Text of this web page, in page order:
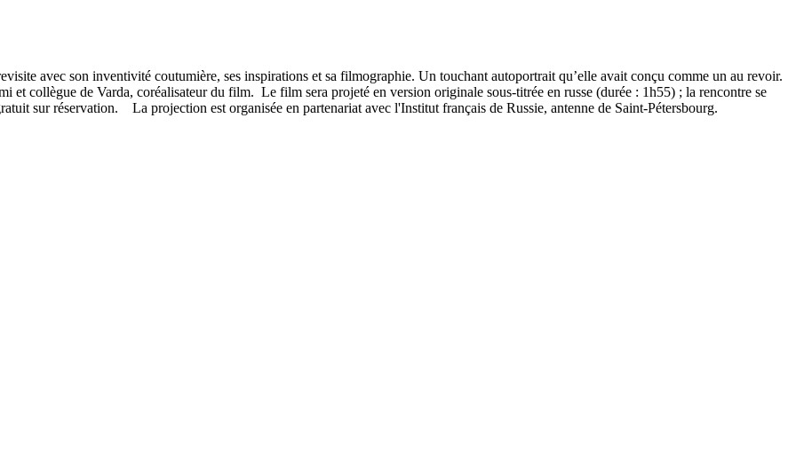
avec son inventivité coutumière, ses inspirations et sa filmographie. Un touchant autoportrait qu’elle avait conçu comme un au revoir.
et collègue de Varda, coréalisateur du film. Le film sera projeté en version originale sous-titrée en russe (durée : 1h55) ; la rencontre se
sur réservation. La projection est organisée en partenariat avec l'Institut français de Russie, antenne de Saint-Pétersbourg.